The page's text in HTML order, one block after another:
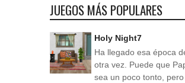
JUEGOS MÁS POPULARES
Holy Night7
Ha llegado esa época
otra vez. Puede que
sea un poco tonto,